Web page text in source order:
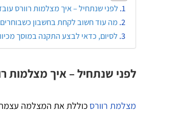
לפני שנתחיל – איך מצלמות רוורס
מה עוד חשוב לקחת בחשבון
לסיום, כדאי לבצע התקנה במוסך
לפני שנתחיל – איך מצלמות
מצלמת רוורס כוללת את המצלמה עצמה